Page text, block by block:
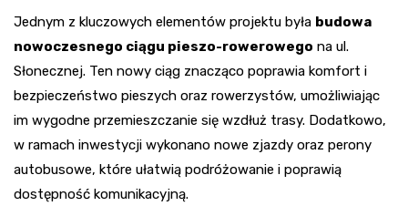
Jednym z kluczowych elementów projektu była budowa
nowoczesnego ciągu pieszo-rowerowego na ul.
Słonecznej. Ten nowy ciąg znacząco poprawia komfort i
bezpieczeństwo pieszych oraz rowerzystów, umożliwiając
im wygodne przemieszczanie się wzdłuż trasy. Dodatkowo,
w ramach inwestycji wykonano nowe zjazdy oraz perony
autobusowe, które ułatwią podróżowanie i poprawią
dostępność komunikacyjną.